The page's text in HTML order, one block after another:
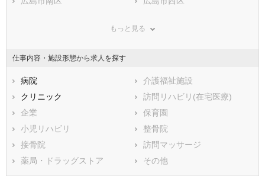
山口県
福岡県
佐賀県
熊本県
宮崎県
鹿児島県
広島市佐伯区
呉市
三原市
尾道市
福山市
府中市
三次市
庄原市
大竹市
東広島市
廿日市市
安芸高田市
江田島市
安芸郡府中町
もっと見る
仕事内容・施設形態から求人を探す
病院
介護福祉施設
クリニック
訪問リハビリ(在宅医療)
企業
保育園
小児リハビリ
整骨院
接骨院
訪問マッサージ
薬局・ドラッグストア
その他